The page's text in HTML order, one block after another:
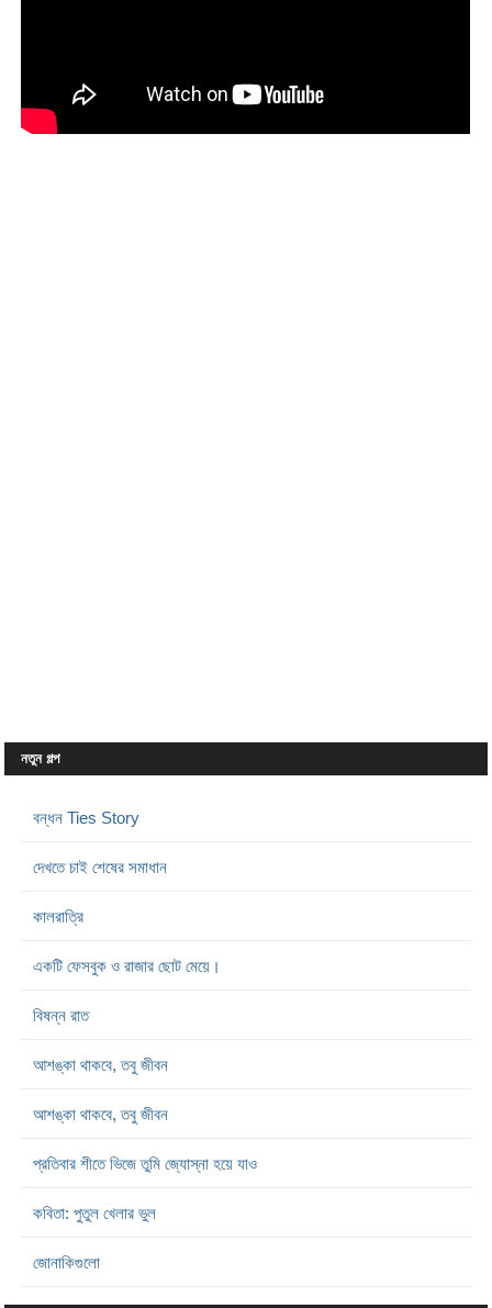
নতুন গল্প
বন্ধন Ties Story
দেখতে চাই শেষের সমাধান
কালরাত্রি
একটি ফেসবুক ও রাজার ছোট মেয়ে।
বিষন্ন রাত
আশঙ্কা থাকবে, তবু জীবন
আশঙ্কা থাকবে, তবু জীবন
প্রতিবার শীতে ভিজে তুমি জ্যোস্না হয়ে যাও
কবিতা: পুতুল খেলার ভুল
জোনাকিগুলো